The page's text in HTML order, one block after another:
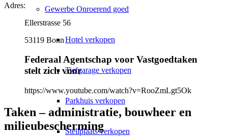
Gewerbe Onroerend goed
Hotel verkopen
Tiefgarage verkopen
Parkhuis verkopen
Stellplaats verkopen
Adres:
Ellerstrasse 56
53119 Bonn
Federaal Agentschap voor Vastgoedtaken
stelt zich voor
https://www.youtube.com/watch?v=RooZmLgt5Ok
Taken – administratie, bouwheer en
milieubescherming